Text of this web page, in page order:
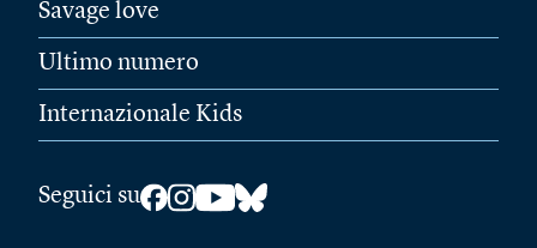
Savage love
Ultimo numero
Internazionale Kids
Seguici su